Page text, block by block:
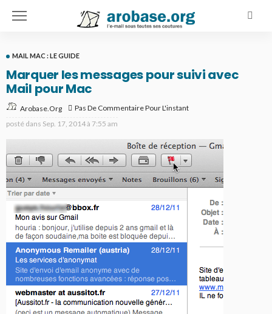
MAIL MAC : LE GUIDE
Marquer les messages pour suivi avec
Mail pour Mac
Arobase.org
Pas De Commentaire Pour L'instant
posté dans Sep. 17, 2014 à 7:55 am